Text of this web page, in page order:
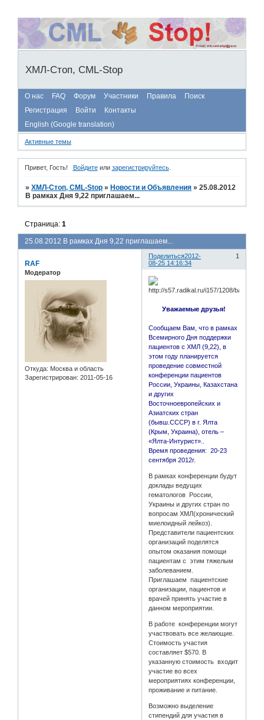
ХМЛ-Стоп, CML-Stop
О нас FAQ Форум Участники Правила
Поиск
Регистрация
Войти
Контакты
English (Google translation)
Активные темы
Привет, Гость! Войдитеили зарегистрируйтесь.
»ХМЛ-Стоп, CML-Stop » Новости и Объявления »25.08.2012
В рамках Дня 9,22 приглашаем...
25.08.2012 В рамках Дня 9,22 приглашаем...
Страница:1
Поделиться 1
2012-
08-25 14:16:34
RAF
Модератор
Откуда: Москва и область
Зарегистрирован: 2011-05-16
Уважаемые друзья!
Сообщаем Вам, что в рамках
Всемирного Дня поддержки
пациентов с ХМЛ (9,22), в
этом году планируется
проведение совместной
конференции пациентов
России, Украины, Казахстана
и других
Восточноевропейских и
Азиатских стран
(бывш.СССР) в г. Ялта
(Крым, Украина), отель –
«Ялта-Интурист»..
Время проведения: 20-23
сентября 2012г.
В рамках конференции будут
доклады ведущих
гематологов России,
Украины и других стран по
вопросам ХМЛ(хронический
миелоидный лейкоз).
Представители пациентских
организаций поделятся
опытом оказания помощи
пациентам с этим тяжелым
заболеванием.
Приглашаем пациентские
организации, пациентов и
врачей принять участие в
данном мероприятии.
В работе конференции могут
участвовать все желающие.
Стоимость участия
составляет $570. В
указанную стоимость входит
участие во всех
мероприятиях конференции,
проживание и питание.
Возможно выделение
стипендий для участия в